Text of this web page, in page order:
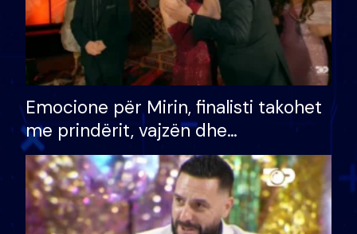
Emocione për Mirin, finalisti takohet
me prindërit, vajzën dhe
bashkëshorten: S’kemi ndonjë letër
divorci apo jo?